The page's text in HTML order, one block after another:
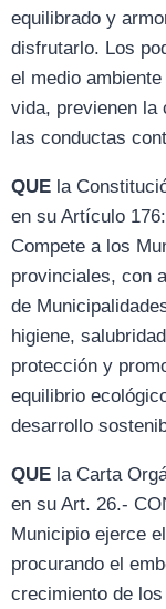
equilibrado y
disfrutarlo. Los
el medio
vida, previenen la
las conductas
QUE la
en su Artículo
Compete a los
provinciales, con
de
higiene,
protección y
equilibrio
desarrollo
QUE la Carta
en su Art. 26.-
Municipio ejerce
procurando el
crecimiento de